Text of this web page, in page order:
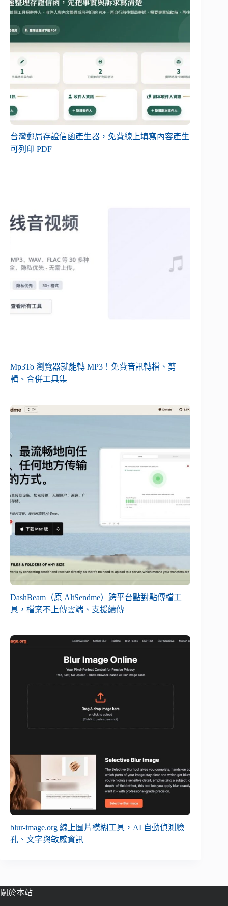
台灣郵局存證信函產生器，免費線上填寫內容產生
可列印 PDF
Mp3To 瀏覽器就能轉 MP3！免費音訊轉檔、剪
輯、合併工具集
DashBeam（原 AltSendme）跨平台點對點傳檔工
具，檔案不上傳雲端、支援續傳
blur-image.org 線上圖片模糊工具，AI 自動偵測臉
孔、文字與敏感資訊
關於本站